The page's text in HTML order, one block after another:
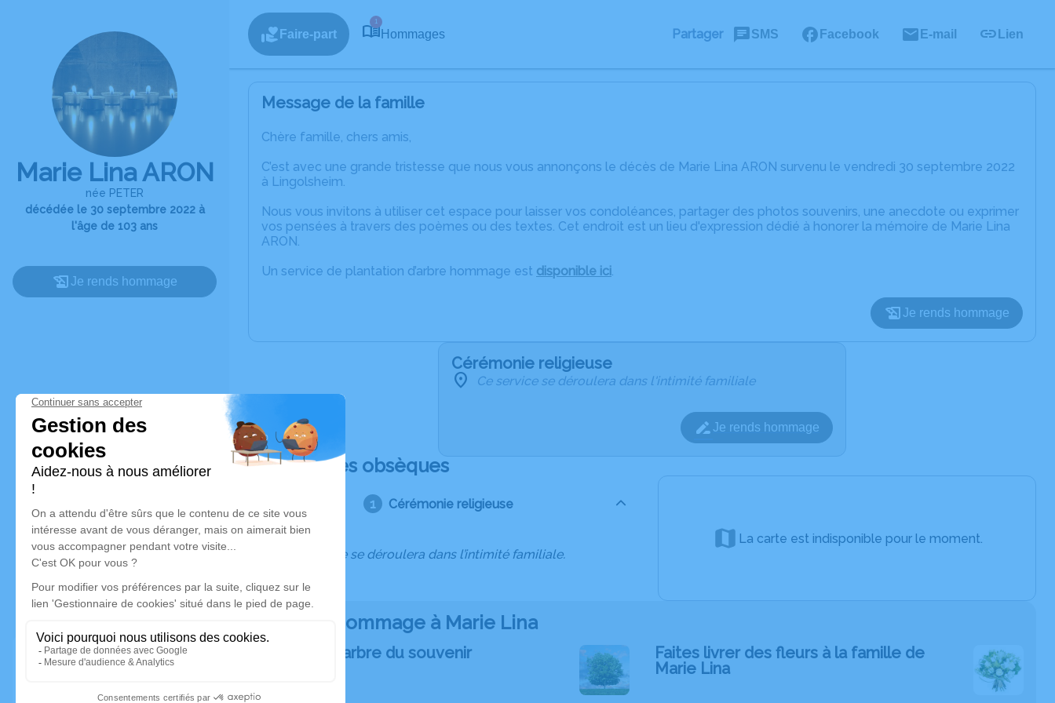
Marie Lina ARON
née PETER
décédée le 30 septembre 2022 à
l'âge de 103 ans
Je rends hommage
Faire-part
1
Hommages Partager SMS Facebook E-mail Lien
Message de la famille
Chère famille, chers amis,
C’est avec une grande tristesse que nous vous annonçons le décès de Marie Lina ARON survenu le vendredi 30 septembre 2022
à Lingolsheim.
Nous vous invitons à utiliser cet espace pour laisser vos condoléances, partager des photos souvenirs, une anecdote ou exprimer
vos pensées à travers des poèmes ou des textes. Cet endroit est un lieu d'expression dédié à honorer la mémoire de Marie Lina
ARON.
Un service de plantation d’arbre hommage est disponible ici.
Je rends hommage
Cérémonie religieuse
Ce service se déroulera dans l'intimité familiale
Je rends hommage
Déroulé des obsèques
Cérémonie religieuse
Ce service se déroulera dans l’intimité familiale.
La carte est indisponible pour le moment.
Rendez hommage à Marie Lina
Plantez un arbre du souvenir
Faites livrer des fleurs à la famille de
Marie Lina